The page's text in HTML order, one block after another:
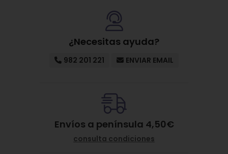
¿Necesitas ayuda?
982 201 221 ENVIAR EMAIL
Envíos a península 4,50€
consulta condiciones